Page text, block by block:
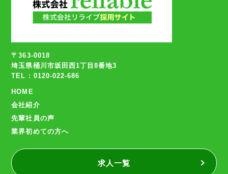
〒363-0018
埼玉県桶川市坂田西1丁目8番地3
TEL : 0120-022-686
HOME
会社紹介
先輩社員の声
業界初めての方へ
求人一覧